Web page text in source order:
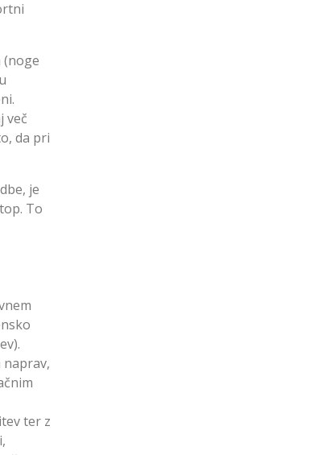
(noge
več
da pri
je
To
naprav,
ter z